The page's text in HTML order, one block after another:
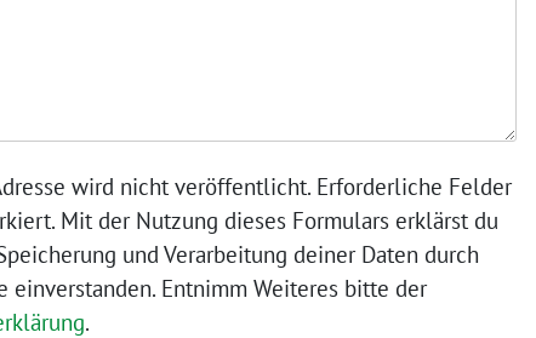
wird nicht veröffentlicht. Erforderliche Felder
Mit der Nutzung dieses Formulars erklärst du
und Verarbeitung deiner Daten durch
einverstanden. Entnimm Weiteres bitte der
.